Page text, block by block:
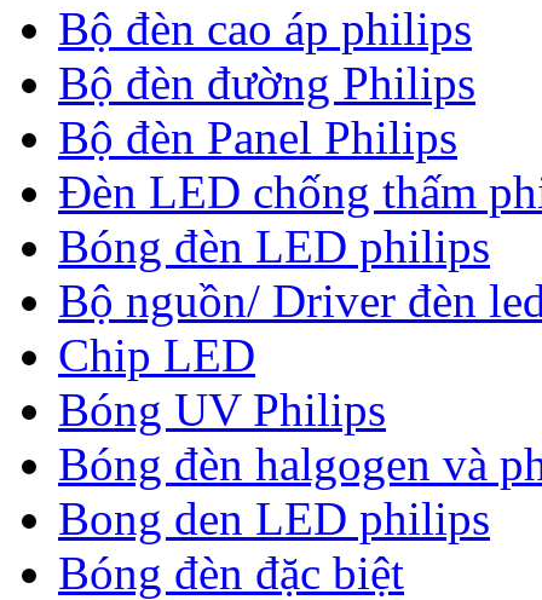
Bộ đèn cao áp philips
Bộ đèn đường Philips
Bộ đèn Panel Philips
Đèn LED chống thấm
Bóng đèn LED philips
Bộ nguồn/ Driver đèn
Chip LED
Bóng UV Philips
Bóng đèn halgogen và
Bong den LED philips
Bóng đèn đặc biệt